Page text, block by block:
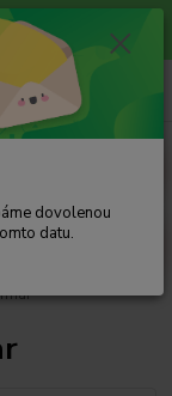
dovolenou
datu.
dovolenou
datu.